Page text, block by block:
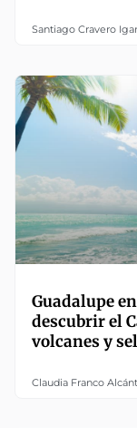
Santiago Cravero
Guadalupe
descubrir el
volcanes y
Claudia Franco